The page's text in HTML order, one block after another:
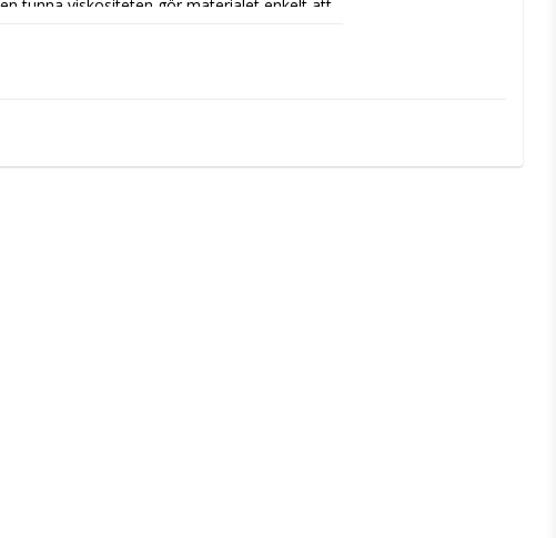
tunna viskositeten gör materialet enkelt att